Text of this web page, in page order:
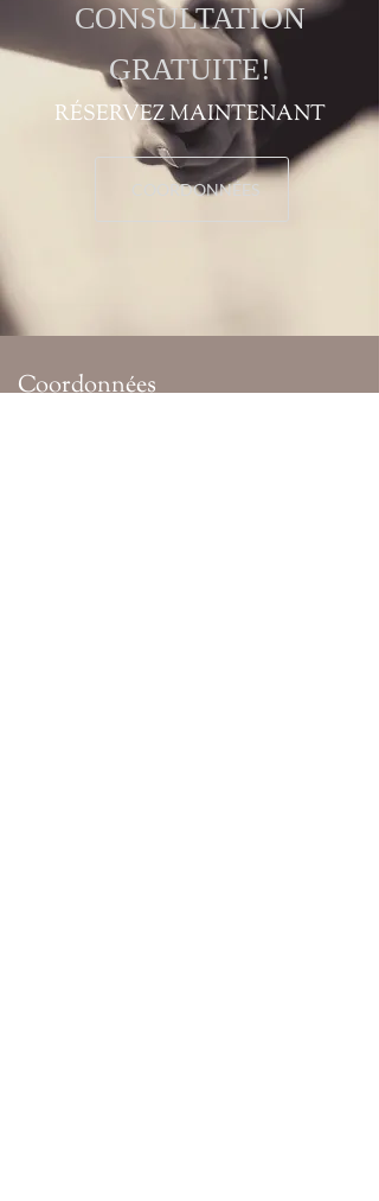
CONSULTATION
GRATUITE!
RÉSERVEZ MAINTENANT
COORDONNÉES
Coordonnées